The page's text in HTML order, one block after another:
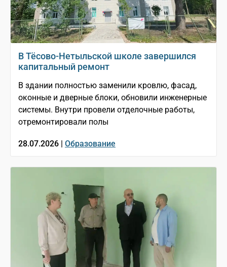
В Тёсово-Нетыльской школе завершился
капитальный ремонт
В здании полностью заменили кровлю, фасад,
оконные и дверные блоки, обновили инженерные
системы. Внутри провели отделочные работы,
отремонтировали полы
28.07.2026 | Образование